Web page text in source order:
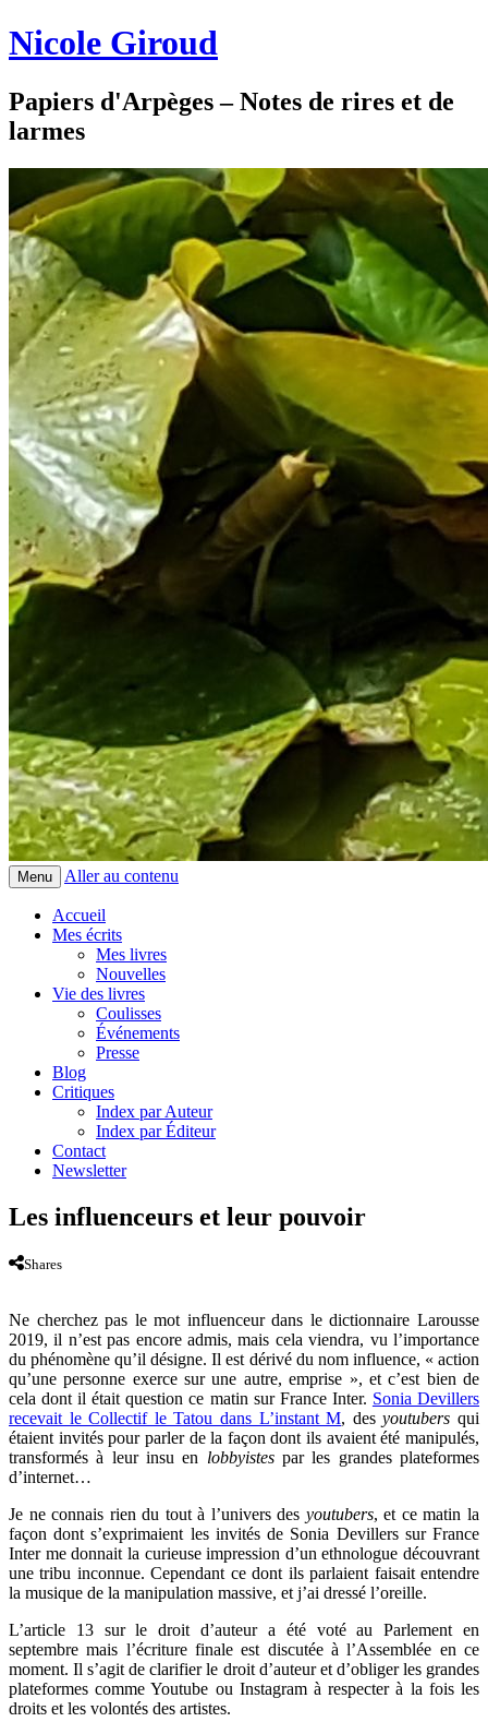
Nicole Giroud
Papiers d'Arpèges – Notes de rires et de
larmes
Menu Aller au contenu
Accueil
Mes écrits
Mes livres
Nouvelles
Vie des livres
Coulisses
Événements
Presse
Blog
Critiques
Index par Auteur
Index par Éditeur
Contact
Newsletter
Les influenceurs et leur pouvoir
Shares
Ne cherchez pas le mot influenceur dans le dictionnaire Larousse
2019, il n’est pas encore admis, mais cela viendra, vu l’importance
du phénomène qu’il désigne. Il est dérivé du nom influence, « action
qu’une personne exerce sur une autre, emprise », et c’est bien de
cela dont il était question ce matin sur France Inter. Sonia Devillers
recevait le Collectif le Tatou dans L’instant M, desyoutubers qui
étaient invités pour parler de la façon dont ils avaient été manipulés,
transformés à leur insu en lobbyistespar les grandes plateformes
d’internet…
Je ne connais rien du tout à l’univers des youtubers, et ce matin la
façon dont s’exprimaient les invités de Sonia Devillers sur France
Inter me donnait la curieuse impression d’un ethnologue découvrant
une tribu inconnue. Cependant ce dont ils parlaient faisait entendre
la musique de la manipulation massive, et j’ai dressé l’oreille.
L’article 13 sur le droit d’auteur a été voté au Parlement en
septembre mais l’écriture finale est discutée à l’Assemblée en ce
moment. Il s’agit de clarifier le droit d’auteur et d’obliger les grandes
plateformes comme Youtube ou Instagram à respecter à la fois les
droits et les volontés des artistes.